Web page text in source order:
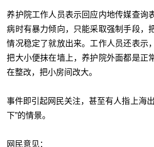
养护院工作人员表示回应内地传媒查询
病时有暴力倾向，只能采取强制手段，
情况稳定了就放出来。工作人员还表示
把大小便抹在墙上，养护院外面都是正
在整改，把小房间改大。
事件即引起网民关注，甚至有人指上海
下”的情景。
网民意见：